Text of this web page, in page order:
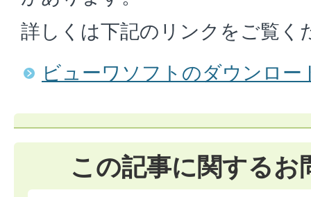
詳しくは下記のリンクをご覧く
ビューワソフトのダウンロー
この記事に関するお